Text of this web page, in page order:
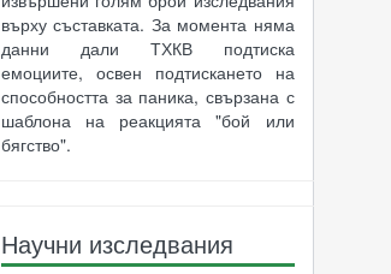
върху съставката. За момента няма
данни дали ТХКВ подтиска
емоциите, освен подтискането на
способността за паника, свързана с
шаблона на реакцията "бой или
бягство".
Научни изследвания